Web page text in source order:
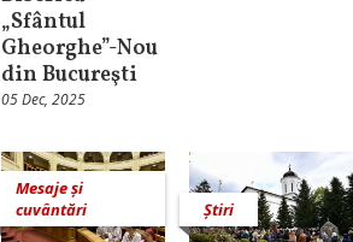
„Sfântul
Gheorghe”-Nou
din Bucureşti
05 Dec, 2025
Mesaje și
cuvântări
Știri